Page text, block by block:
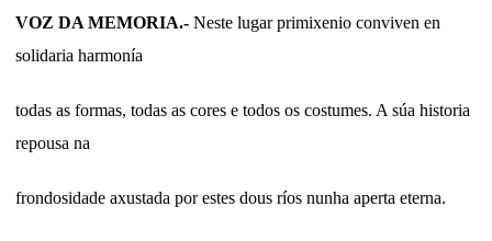
VOZ DA MEMORIA.- Neste lugar primixenio conviven en
solidaria harmonía
todas as formas, todas as cores e todos os costumes. A súa historia
repousa na
frondosidade axustada por estes dous ríos nunha aperta eterna.